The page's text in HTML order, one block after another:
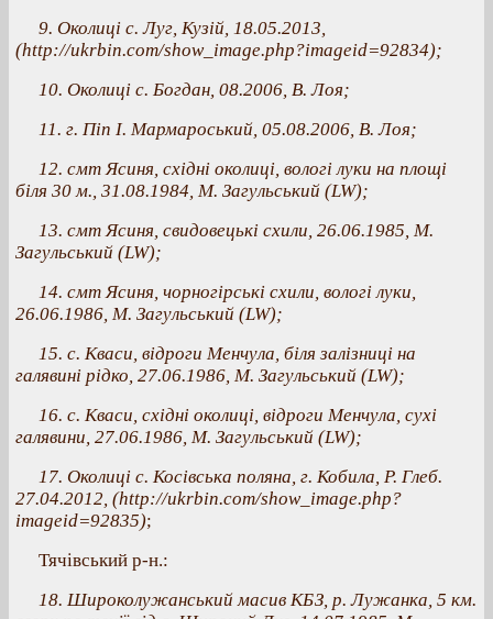
9. Околиці с. Луг, Кузій, 18.05.2013,
(http://ukrbin.com/show_image.php?imageid=92834);
10. Околиці с. Богдан, 08.2006, В. Лоя;
11. г. Піп І. Мармароський, 05.08.2006, В. Лоя;
12. смт Ясиня, східні околиці, вологі луки на площі
біля 30 м., 31.08.1984, М. Загульський (LW);
13. смт Ясиня, свидовецькі схили, 26.06.1985, М.
Загульський (LW);
14. смт Ясиня, чорногірські схили, вологі луки,
26.06.1986, М. Загульський (LW);
15. с. Кваси, відроги Менчула, біля залізниці на
галявині рідко, 27.06.1986, М. Загульський (LW);
16. с. Кваси, східні околиці, відроги Менчула, сухі
галявини, 27.06.1986, М. Загульський (LW);
17. Околиці с. Косівська поляна, г. Кобила, Р. Глеб.
27.04.2012, (http://ukrbin.com/show_image.php?
imageid=92835);
Тячівський р-н.:
18. Широколужанський масив КБЗ, р. Лужанка, 5 км.